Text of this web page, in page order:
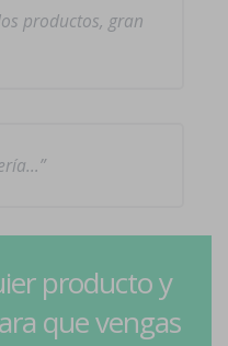
productos, gran
producto y
que vengas